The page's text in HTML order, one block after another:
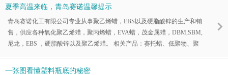
夏季高温来临，青岛赛诺温馨提示
青岛赛诺化工有限公司专业从事聚乙烯蜡，EBS以及硬脂酸锌的生产和销
售，供应各种氧化聚乙烯蜡，聚丙烯蜡，EVA蜡，茂金属蜡，DBM,SBM,
尼龙，EBS ，硬脂酸锌以及聚乙烯蜡。 相关产品：赛托蜡、低聚物、聚
剂、氧化聚乙烯蜡
一张图看懂塑料瓶底的秘密